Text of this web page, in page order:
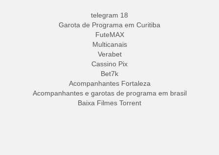
telegram 18
Garota de Programa em Curitiba
FuteMAX
Multicanais
Verabet
Cassino Pix
Bet7k
Acompanhantes Fortaleza
Acompanhantes e garotas de programa em brasil
Baixa Filmes Torrent